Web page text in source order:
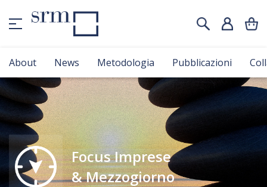
About News Metodologia Pubblicazioni
Focus Imprese
& Mezzogiorno